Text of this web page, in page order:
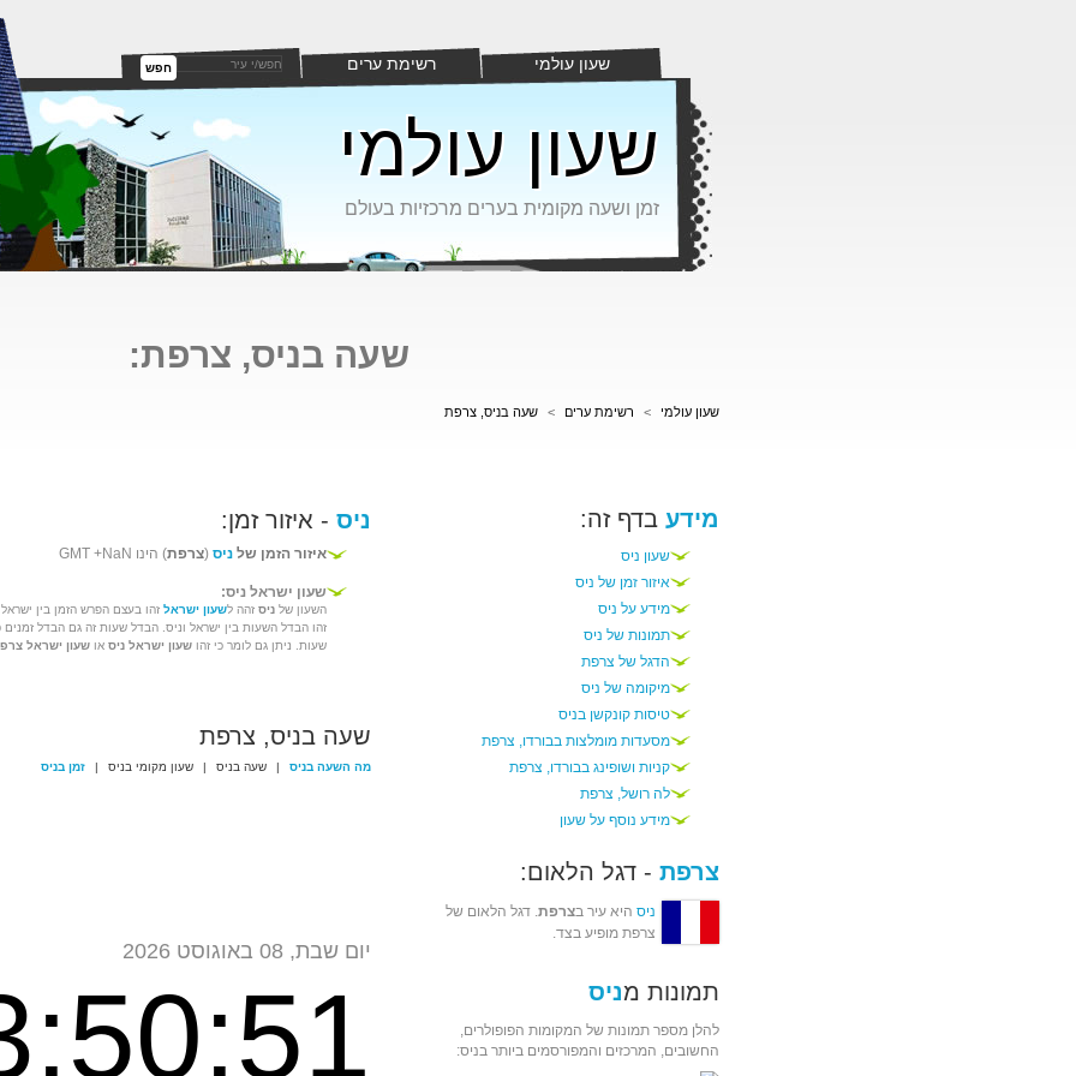
שעון עולמי רשימת ערים חפש
שעון עולמי
זמן ושעה מקומית בערים מרכזיות בעולם
שעה בניס, צרפת:
שעון עולמי > רשימת ערים > שעה בניס, צרפת
מידע בדף זה:
שעון ניס
איזור זמן של ניס
מידע על ניס
תמונות של ניס
הדגל של צרפת
מיקומה של ניס
טיסות קונקשן בניס
מסעדות מומלצות בבורדו, צרפת
קניות ושופינג בבורדו, צרפת
לה רושל, צרפת
מידע נוסף על שעון
צרפת - דגל הלאום:
ניס היא עיר בצרפת. דגל הלאום של
צרפת מופיע בצד.
תמונות מניס
להלן מספר תמונות של המקומות הפופולרים,
החשובים, המרכזים והמפורסמים ביותר בניס:
ניס - איזור זמן:
איזור הזמן של ניס (צרפת) הינו GMT +NaN
שעון ישראל ניס:
השעון של ניס זהה לשעון ישראל זהו בעצם הפרש הזמן בין
זהו הבדל השעות בין ישראל וניס. הבדל שעות זה גם הבדל
שעות. ניתן גם לומר כי זהו שעון ישראל ניס או שעון ישראל
שעה בניס, צרפת
מה השעה בניס | שעה בניס | שעון מקומי בניס | זמן בניס
יום שבת, 08 באוגוסט 2026